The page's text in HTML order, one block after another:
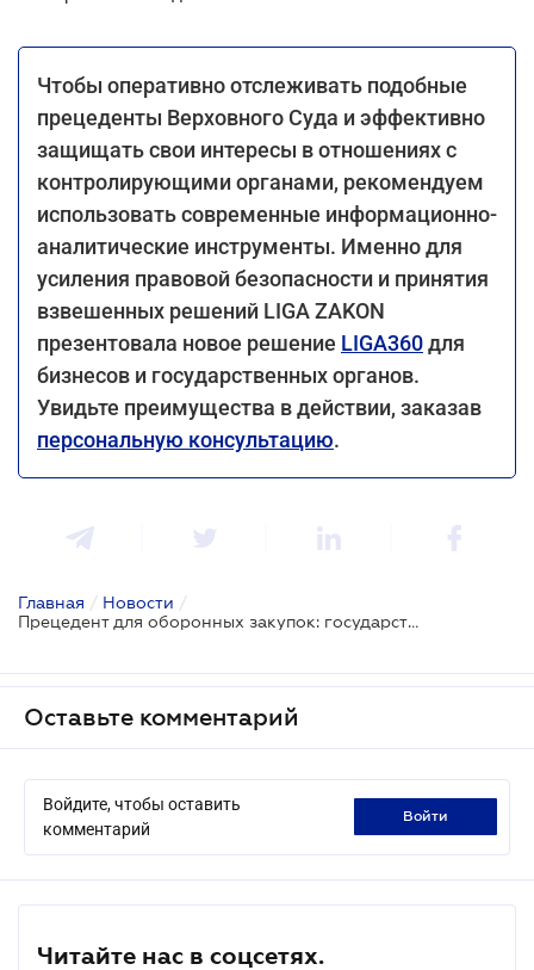
Чтобы оперативно отслеживать подобные
прецеденты Верховного Суда и эффективно
защищать свои интересы в отношениях с
контролирующими органами, рекомендуем
использовать современные информационно-
аналитические инструменты. Именно для
усиления правовой безопасности и принятия
взвешенных решений LIGA ZAKON
презентовала новое решение LIGA360для
бизнесов и государственных органов.
Увидьте преимущества в действии, заказав
персональную консультацию.
Главная / Новости /
Прецедент для оборонных закупок: государство не может взыскивать средства только на основе акта ГАСУ
Оставьте комментарий
Войдите, чтобы оставить
комментарий
войти
Читайте нас в соцсетях.